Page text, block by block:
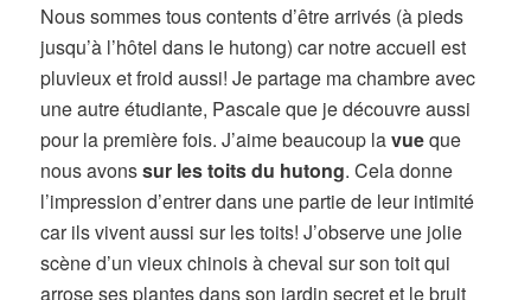
Nous sommes tous contents d’être arrivés (à pieds
jusqu’à l’hôtel dans le hutong) car notre accueil est
pluvieux et froid aussi! Je partage ma chambre avec
une autre étudiante, Pascale que je découvre aussi
pour la première fois. J’aime beaucoup lavueque
nous avonssur les toits du hutong. Cela donne
l’impression d’entrer dans une partie de leur intimité
car ils vivent aussi sur les toits! J’observe une jolie
scène d’un vieux chinois à cheval sur son toit qui
arrose ses plantes dans son jardin secret et le bruit